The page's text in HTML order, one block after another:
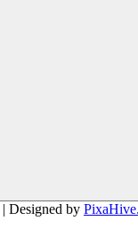
| Designed by